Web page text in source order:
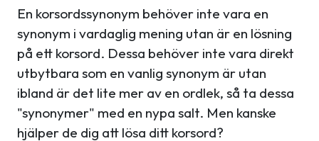
En korsordssynonym behöver inte vara en
synonym i vardaglig mening utan är en lösning
på ett korsord. Dessa behöver inte vara direkt
utbytbara som en vanlig synonym är utan
ibland är det lite mer av en ordlek, så ta dessa
"synonymer" med en nypa salt. Men kanske
hjälper de dig att lösa ditt korsord?